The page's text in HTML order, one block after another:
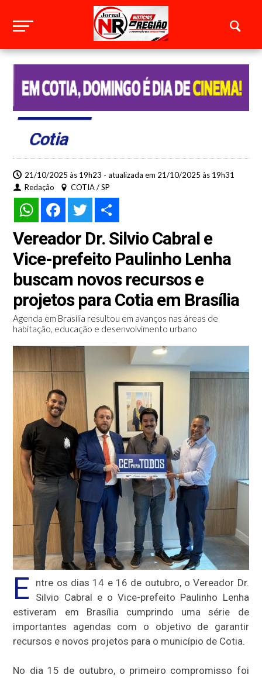
Cotia
21/10/2025 às 19h23 - atualizada em 21/10/2025 às 19h31
Redação
COTIA / SP
WhatsAppFacebookTwitter
Vereador Dr. Silvio Cabral e
Vice-prefeito Paulinho Lenha
buscam novos recursos e
projetos para Cotia em Brasília
Agenda em Brasília resultou em avanços nas áreas de
habitação, educação e desenvolvimento urbano
E
ntre os dias 14 e 16 de outubro, o Vereador Dr.
Silvio Cabral e o Vice-prefeito Paulinho Lenha
estiveram em Brasília cumprindo uma série de
importantes agendas com o objetivo de garantir
recursos e novos projetos para o município de Cotia.
No dia 15 de outubro, o primeiro compromisso foi